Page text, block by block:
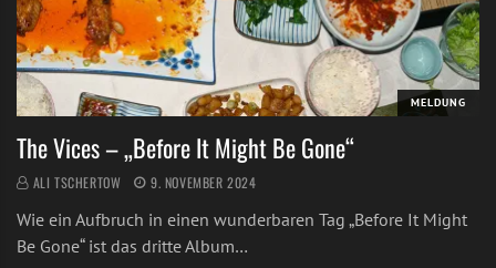
MELDUNG
The Vices – „Before It Might Be Gone“
ALI TSCHERTOW 9. NOVEMBER 2024
Wie ein Aufbruch in einen wunderbaren Tag „Before It Might
Be Gone“ ist das dritte Album…